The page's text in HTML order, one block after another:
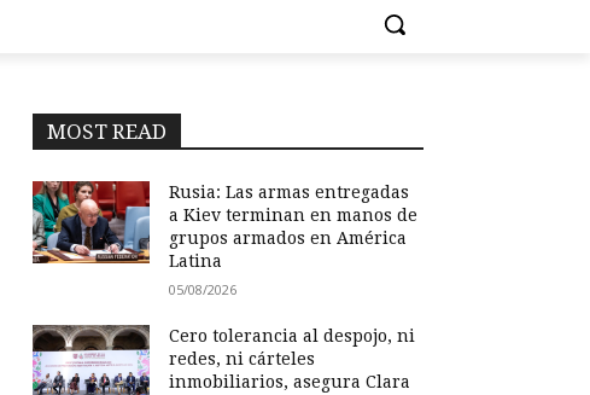
MOST READ
Rusia: Las armas entregadas
a Kiev terminan en manos de
grupos armados en América
Latina
05/08/2026
Cero tolerancia al despojo, ni
redes, ni cárteles
inmobiliarios, asegura Clara